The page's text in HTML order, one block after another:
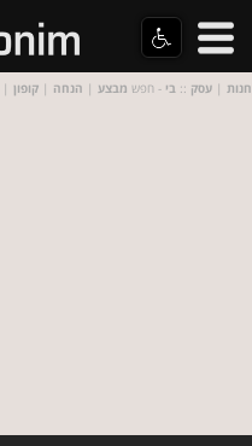
חנות | עסק :: בי - חפש מבצע | הנחה | קופון |